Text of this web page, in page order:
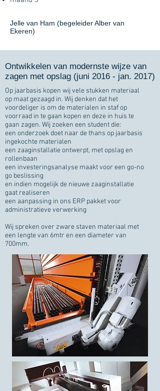
Jelle van Ham (begeleider Alber van
Ekeren)
Ontwikkelen van modernste wijze van
zagen met opslag (juni 2016 - jan. 2017)
Op jaarbasis kopen wij vele stukken materiaal
op maat gezaagd in. Wij denken dat het
voordeliger is om de materialen in staf op
voorraad in te gaan kopen en deze in huis te
gaan zagen. Wij zoeken een student die:
een onderzoek doet naar de thans op jaarbasis
ingekochte materialen
een zaaginstallatie ontwerpt, met opslag en
rollenbaan
een investeringsanalyse maakt voor een go-no
go beslissing
en indien mogelijk de nieuwe zaaginstallatie
gaat realiseren
een aanpassing in ons ERP pakket voor
administratieve verwerking
Wij spreken over zware staven materiaal met
een lengte van 6mtr en een diameter van
700mm.